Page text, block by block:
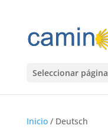
Seleccionar página
Inicio/ Deutsch